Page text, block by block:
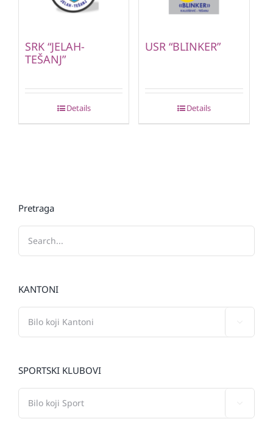
SRK “JELAH-
TEŠANJ”
Details
USR “BLINKER”
Details
Pretraga
KANTONI
SPORTSKI KLUBOVI